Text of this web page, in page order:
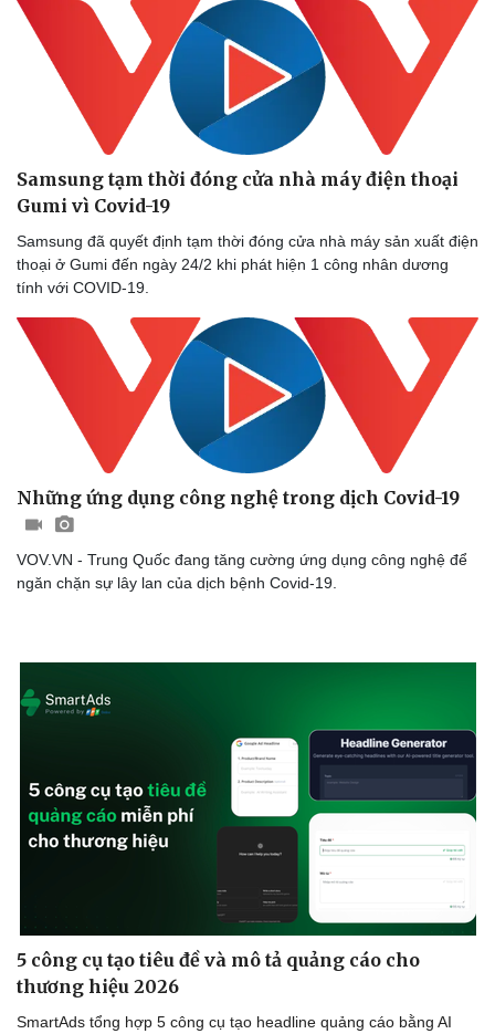
Thể thao
Lịch thi đấu bóng đá
Thế giới thể thao
eSports
Ô tô - Xe máy
Ô tô
Tư vấn
Samsung tạm thời đóng cửa nhà máy điện thoại
Gumi vì Covid-19
Samsung đã quyết định tạm thời đóng cửa nhà máy sản xuất điện
thoại ở Gumi đến ngày 24/2 khi phát hiện 1 công nhân dương
tính với COVID-19.
Những ứng dụng công nghệ trong dịch Covid-19
VOV.VN - Trung Quốc đang tăng cường ứng dụng công nghệ để
ngăn chặn sự lây lan của dịch bệnh Covid-19.
5 công cụ tạo tiêu đề và mô tả quảng cáo cho
thương hiệu 2026
SmartAds tổng hợp 5 công cụ tạo headline quảng cáo bằng AI